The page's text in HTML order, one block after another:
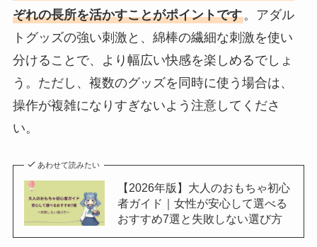
ぞれの長所を活かすことがポイントです。アダル
トグッズの強い刺激と、綿棒の繊細な刺激を使い
分けることで、より幅広い快感を楽しめるでしょ
う。ただし、複数のグッズを同時に使う場合は、
操作が複雑になりすぎないよう注意してくださ
い。
あわせて読みたい
【2026年版】大人のおもちゃ初心
者ガイド｜女性が安心して選べる
おすすめ7選と失敗しない選び方